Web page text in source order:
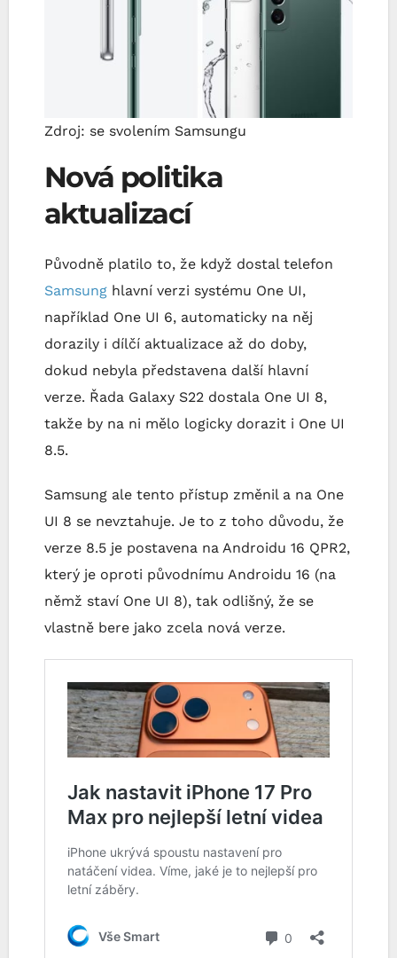
Zdroj: se svolením Samsungu
Nová politika
aktualizací
Původně platilo to, že když dostal telefon
Samsung hlavní verzi systému One UI,
například One UI 6, automaticky na něj
dorazily i dílčí aktualizace až do doby,
dokud nebyla představena další hlavní
verze. Řada Galaxy S22 dostala One UI 8,
takže by na ni mělo logicky dorazit i One UI
8.5.
Samsung ale tento přístup změnil a na One
UI 8 se nevztahuje. Je to z toho důvodu, že
verze 8.5 je postavena na Androidu 16 QPR2,
který je oproti původnímu Androidu 16 (na
němž staví One UI 8), tak odlišný, že se
vlastně bere jako zcela nová verze.